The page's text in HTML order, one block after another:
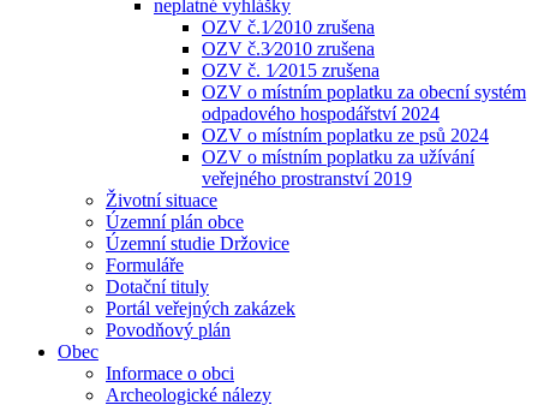
neplatné vyhlášky
OZV č.1⁄2010 zrušena
OZV č.3⁄2010 zrušena
OZV č. 1⁄2015 zrušena
OZV o místním poplatku za obecní systém
odpadového hospodářství 2024
OZV o místním poplatku ze psů 2024
OZV o místním poplatku za užívání
veřejného prostranství 2019
Životní situace
Územní plán obce
Územní studie Držovice
Formuláře
Dotační tituly
Portál veřejných zakázek
Povodňový plán
Obec
Informace o obci
Archeologické nálezy